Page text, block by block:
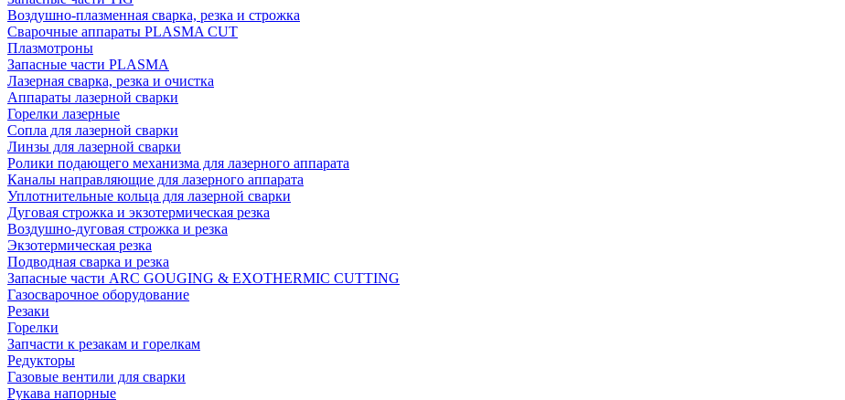
Воздушно-плазменная сварка, резка и строжка
Сварочные аппараты PLASMA CUT
Плазмотроны
Запасные части PLASMA
Лазерная сварка, резка и очистка
Аппараты лазерной сварки
Горелки лазерные
Сопла для лазерной сварки
Линзы для лазерной сварки
Ролики подающего механизма для лазерного аппарата
Каналы направляющие для лазерного аппарата
Уплотнительные кольца для лазерной сварки
Дуговая строжка и экзотермическая резка
Воздушно-дуговая строжка и резка
Экзотермическая резка
Подводная сварка и резка
Запасные части ARC GOUGING & EXOTHERMIC CUTTING
Газосварочное оборудование
Резаки
Горелки
Запчасти к резакам и горелкам
Редукторы
Газовые вентили для сварки
Рукава напорные